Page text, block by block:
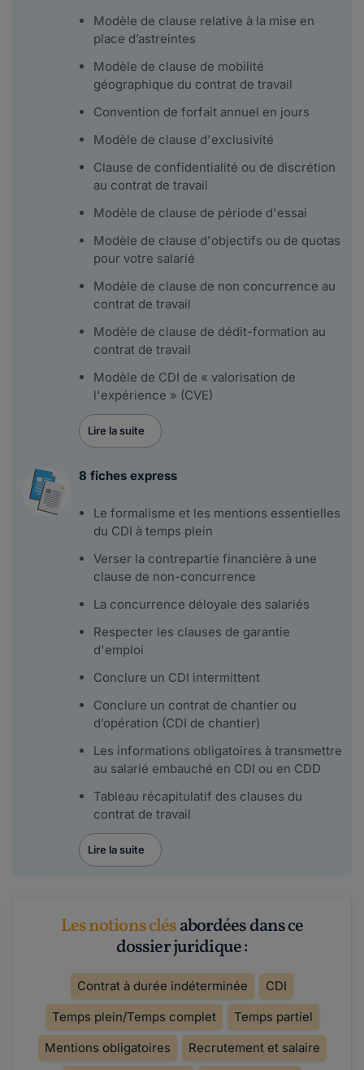
Modèle de clause relative à la mise en
place d’astreintes
Modèle de clause de mobilité
géographique du contrat de travail
Convention de forfait annuel en jours
Modèle de clause d'exclusivité
Clause de confidentialité ou de discrétion
au contrat de travail
Modèle de clause de période d'essai
Modèle de clause d'objectifs ou de quotas
pour votre salarié
Modèle de clause de non concurrence au
contrat de travail
Modèle de clause de dédit-formation au
contrat de travail
Modèle de CDI de « valorisation de
l'expérience » (CVE)
Lire la suite
8 fiches express
Le formalisme et les mentions essentielles
du CDI à temps plein
Verser la contrepartie financière à une
clause de non-concurrence
La concurrence déloyale des salariés
Respecter les clauses de garantie
d'emploi
Conclure un CDI intermittent
Conclure un contrat de chantier ou
d’opération (CDI de chantier)
Les informations obligatoires à transmettre
au salarié embauché en CDI ou en CDD
Tableau récapitulatif des clauses du
contrat de travail
Lire la suite
Les notions clésabordées dans ce
dossier juridique :
Contrat à durée indéterminée
CDI
Temps plein/Temps complet
Temps partiel
Mentions obligatoires
Recrutement et salaire